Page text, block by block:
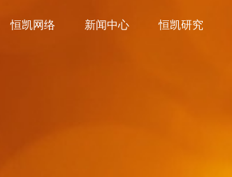
恒凯网络 新闻中心 恒凯研究